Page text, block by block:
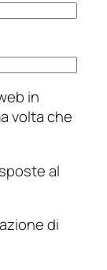
in
volta che
al
di